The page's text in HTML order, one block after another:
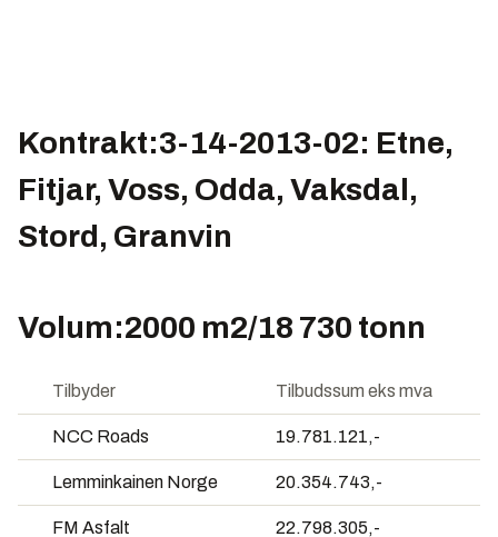
Kontrakt:3-14-2013-02: Etne,
Fitjar, Voss, Odda, Vaksdal,
Stord, Granvin
Volum:2000 m2/18 730 tonn
Tilbyder Tilbudssum eks mva
NCC Roads 19.781.121,-
Lemminkainen Norge 20.354.743,-
FM Asfalt 22.798.305,-